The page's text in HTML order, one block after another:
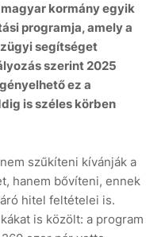
kormány egyik
programja, amely a
segítséget
szerint 2025
ez a
is széles körben
szűkíteni kívánják a
hanem bővíteni, ennek
hitel feltételei is.
is közölt: a program